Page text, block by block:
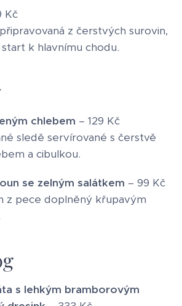
Kč
z čerstvých surovin,
k hlavnímu chodu.
chlebem – 129 Kč
sledě servírované s čerstvě
a cibulkou.
se zelným salátkem – 99 Kč
z pece doplněný křupavým
s lehkým bramborovým